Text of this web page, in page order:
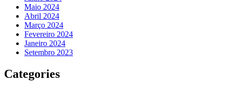
Maio 2024
Abril 2024
Março 2024
Fevereiro 2024
Janeiro 2024
Setembro 2023
Categories